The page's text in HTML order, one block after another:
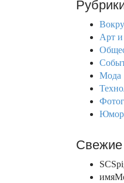
c
Арт и
Мода
Юмор
Свежие